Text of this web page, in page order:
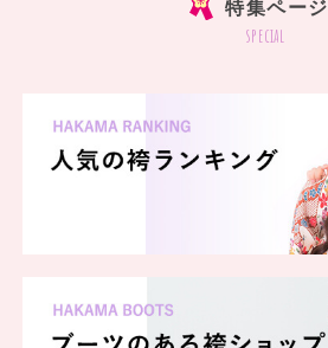
特集ページ
special